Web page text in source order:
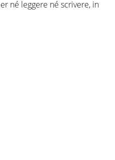
né leggere né scrivere, in